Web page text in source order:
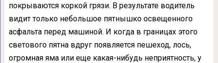
покрываются коркой грязи. В результате водитель
видит только небольшое пятнышко освещенного
асфальта перед машиной. И когда в границах этого
светового пятна вдруг появляется пешеход, лось,
огромная яма или еще какая-нибудь неприятность, у